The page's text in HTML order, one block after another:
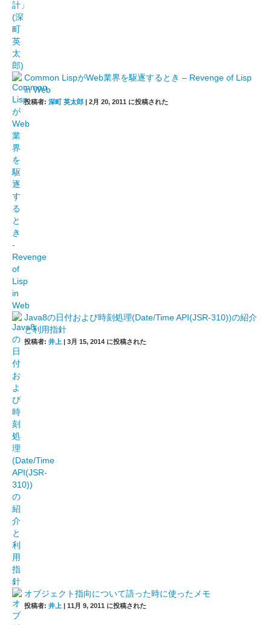
Common LispがWeb業界を駆逐するとき – Revenge of Lisp
in Web
投稿者: 深町 英太郎 | 2月 20, 2011 に投稿された
Java8の日付および時刻処理(Date/Time API(JSR-310))の紹介
と利用指針
投稿者: 井上 | 3月 15, 2014 に投稿された
オブジェクト指向について語った時に使ったメモ
投稿者: 井上 | 11月 9, 2011 に投稿された